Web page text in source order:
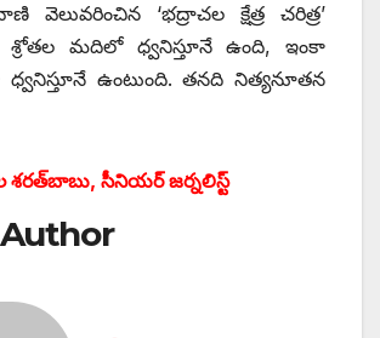
వెలువరించిన ‘భద్రాచల క్షేత్ర చరిత్ర’
మదిలో ధ్వనిస్తూనే ఉంది, ఇంకా
ఉంటుంది. తనది నిత్యనూతన
శరత్‌బాబు, సీనియర్‌ జర్నలిస్ట్‌